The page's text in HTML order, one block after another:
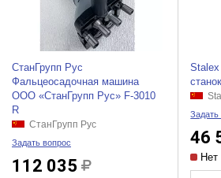
СтанГрупп Рус
Фальцеосадочная машина
ООО «СтанГрупп Рус» F-3010
R
СтанГрупп Рус
Задать вопрос
112 035
Задать
46
Нет